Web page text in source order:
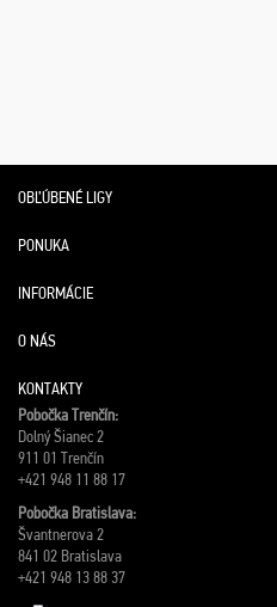
OBĽÚBENÉ LIGY
PONUKA
INFORMÁCIE
O NÁS
KONTAKTY
Pobočka Trenčín:
Dolný Šianec 2
911 01 Trenčín
+421 948 11 88 17
Pobočka Bratislava:
Švantnerova 2
841 02 Bratislava
+421 948 13 88 37